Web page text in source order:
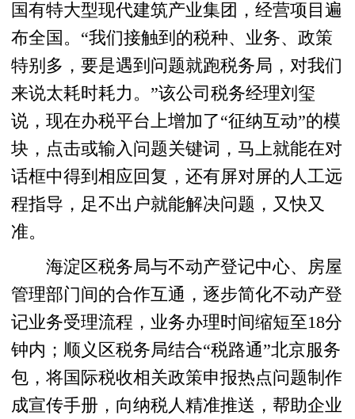
国有特大型现代建筑产业集团，经营项目遍
布全国。“我们接触到的税种、业务、政策
特别多，要是遇到问题就跑税务局，对我们
来说太耗时耗力。”该公司税务经理刘玺
说，现在办税平台上增加了“征纳互动”的模
块，点击或输入问题关键词，马上就能在对
话框中得到相应回复，还有屏对屏的人工远
程指导，足不出户就能解决问题，又快又
准。
海淀区税务局与不动产登记中心、房屋
管理部门间的合作互通，逐步简化不动产登
记业务受理流程，业务办理时间缩短至18分
钟内；顺义区税务局结合“税路通”北京服务
包，将国际税收相关政策申报热点问题制作
成宣传手册，向纳税人精准推送，帮助企业